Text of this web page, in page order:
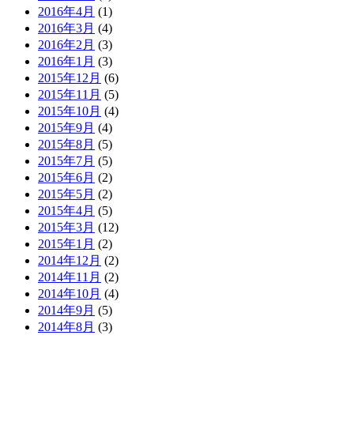
2016年4月 (1)
2016年3月 (4)
2016年2月 (3)
2016年1月 (3)
2015年12月 (6)
2015年11月 (5)
2015年10月 (4)
2015年9月 (4)
2015年8月 (5)
2015年7月 (5)
2015年6月 (2)
2015年5月 (2)
2015年4月 (5)
2015年3月 (12)
2015年1月 (2)
2014年12月 (2)
2014年11月 (2)
2014年10月 (4)
2014年9月 (5)
2014年8月 (3)